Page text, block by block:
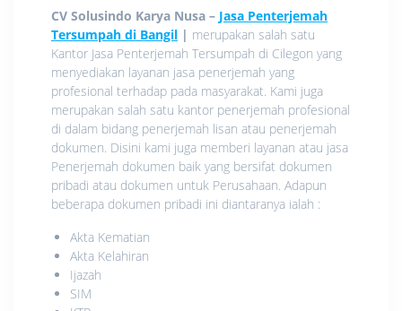
CV Solusindo Karya Nusa – Jasa Penterjemah
Tersumpah di Bangil | merupakan salah satu
Kantor Jasa Penterjemah Tersumpah di Cilegon yang
menyediakan layanan jasa penerjemah yang
profesional terhadap pada masyarakat. Kami juga
merupakan salah satu kantor penerjemah profesional
di dalam bidang penerjemah lisan atau penerjemah
dokumen. Disini kami juga memberi layanan atau jasa
Penerjemah dokumen baik yang bersifat dokumen
pribadi atau dokumen untuk Perusahaan. Adapun
beberapa dokumen pribadi ini diantaranya ialah :
Akta Kematian
Akta Kelahiran
Ijazah
SIM